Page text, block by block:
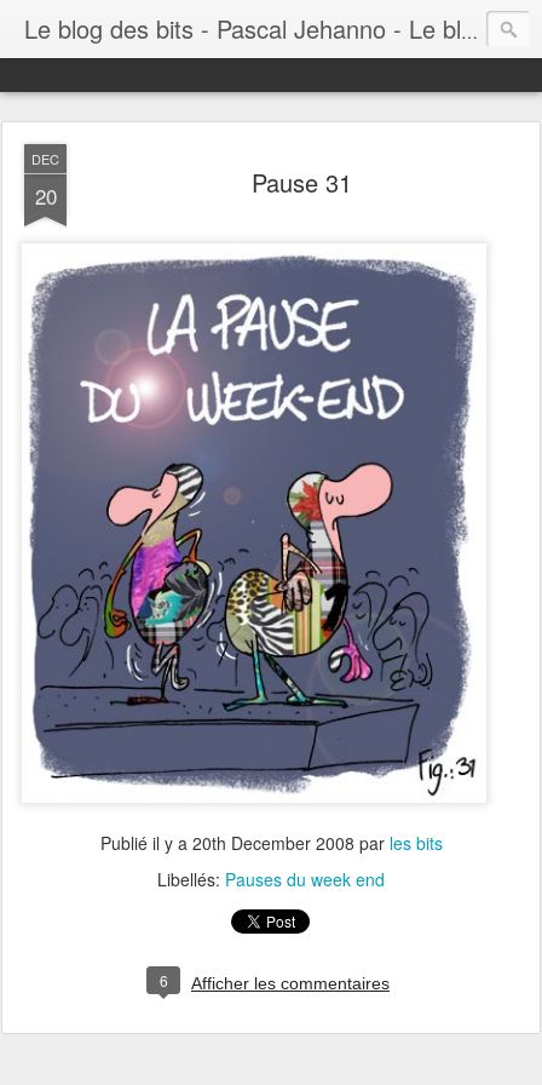
Le blog des bits - Pascal Jehanno - Le blog BD informatique
DEC
20 Pause 31
Publié il y a 20th December 2008 par les bits
Libellés: Pauses du week end
6 Afficher les commentaires